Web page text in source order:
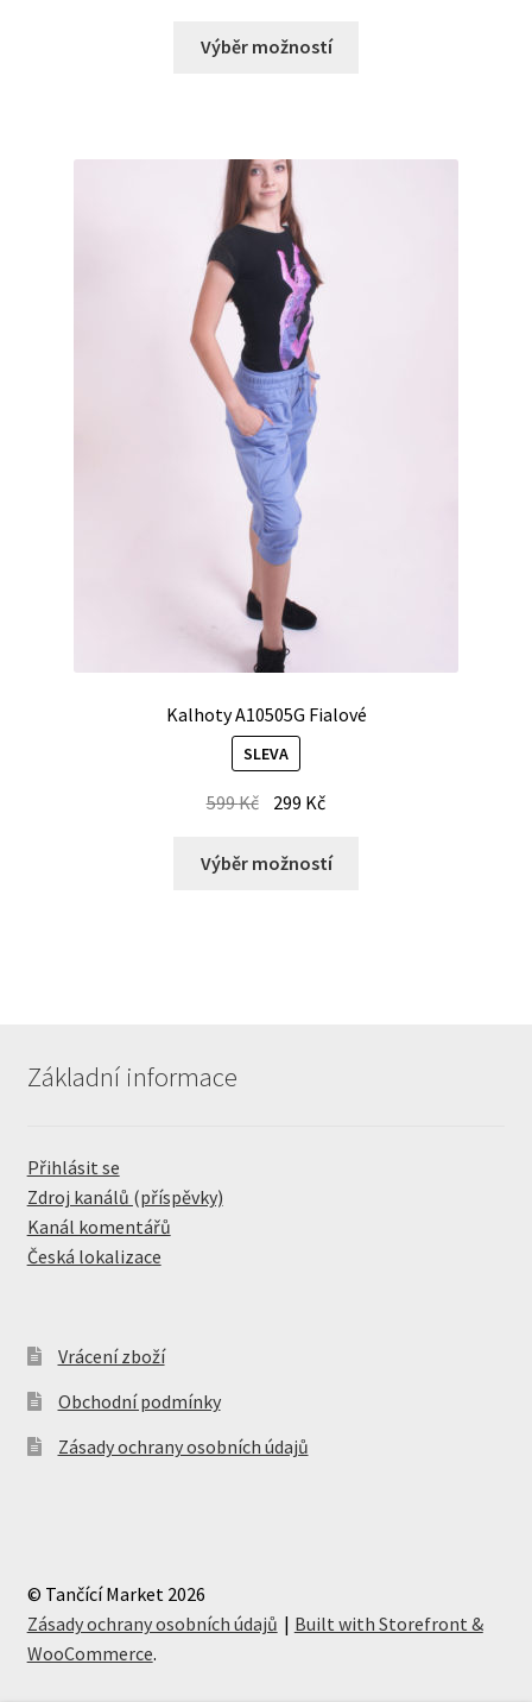
Výběr možností
Kalhoty A10505G Fialové
SLEVA
599Kč 299 Kč
Výběr možností
Základní informace
Přihlásit se
Zdroj kanálů (příspěvky)
Kanál komentářů
Česká lokalizace
Vrácení zboží
Obchodní podmínky
Zásady ochrany osobních údajů
© Tančící Market 2026
Zásady ochrany osobních údajů
Built with Storefront &
WooCommerce.